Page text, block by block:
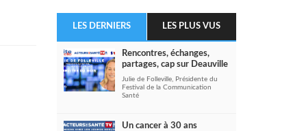
LES DERNIERS LES PLUS VUS
Rencontres, échanges,
partages, cap sur Deauville
Julie de Folleville, Présidente du
Festival de la Communication
Santé
Un cancer à 30 ans